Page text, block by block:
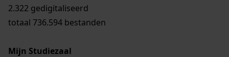
2.322 gedigitaliseerd
totaal 736.594 bestanden
Mijn Studiezaal